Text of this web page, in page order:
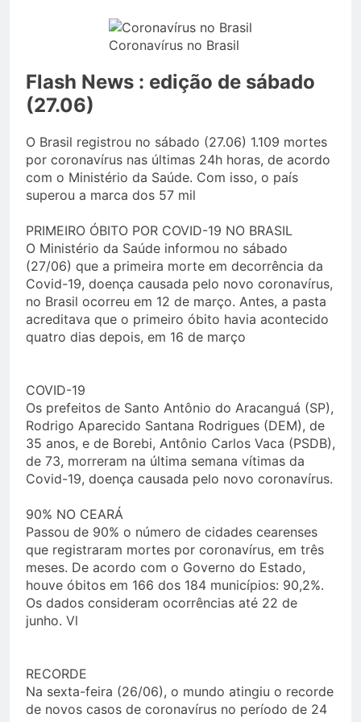
Coronavírus no Brasil
Flash News : edição de sábado
(27.06)
O Brasil registrou no sábado (27.06) 1.109 mortes
por coronavírus nas últimas 24h horas, de acordo
com o Ministério da Saúde. Com isso, o país
superou a marca dos 57 mil
PRIMEIRO ÓBITO POR COVID-19 NO BRASIL
O Ministério da Saúde informou no sábado
(27/06) que a primeira morte em decorrência da
Covid-19, doença causada pelo novo coronavírus,
no Brasil ocorreu em 12 de março. Antes, a pasta
acreditava que o primeiro óbito havia acontecido
quatro dias depois, em 16 de março
COVID-19
Os prefeitos de Santo Antônio do Aracanguá (SP),
Rodrigo Aparecido Santana Rodrigues (DEM), de
35 anos, e de Borebi, Antônio Carlos Vaca (PSDB),
de 73, morreram na última semana vítimas da
Covid-19, doença causada pelo novo coronavírus.
90% NO CEARÁ
Passou de 90% o número de cidades cearenses
que registraram mortes por coronavírus, em três
meses. De acordo com o Governo do Estado,
houve óbitos em 166 dos 184 municípios: 90,2%.
Os dados consideram ocorrências até 22 de
junho. Vl
RECORDE
Na sexta-feira (26/06), o mundo atingiu o recorde
de novos casos de coronavírus no período de 24